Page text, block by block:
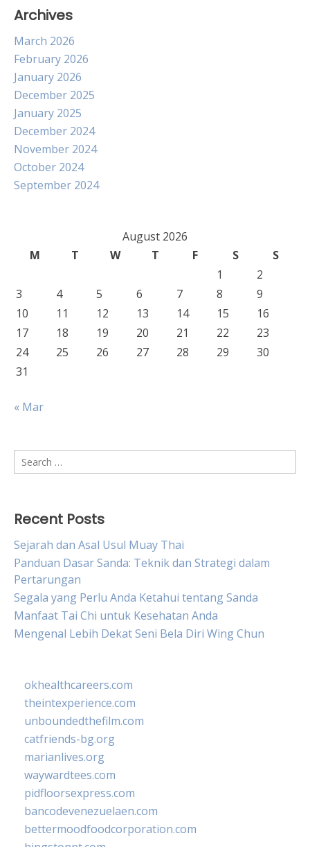
Archives
March 2026
February 2026
January 2026
December 2025
January 2025
December 2024
November 2024
October 2024
September 2024
August 2026
M
T W T F S
S
1
2
3
4 5 6 7 8
9
10
11 12 13 14 15
16
17
18 19 20 21 22
23
24
25 26 27 28 29
30
31
« Mar
Search
for:
Recent Posts
Sejarah dan Asal Usul Muay Thai
Panduan Dasar Sanda: Teknik dan Strategi dalam
Pertarungan
Segala yang Perlu Anda Ketahui tentang Sanda
Manfaat Tai Chi untuk Kesehatan Anda
Mengenal Lebih Dekat Seni Bela Diri Wing Chun
okhealthcareers.com
theintexperience.com
unboundedthefilm.com
catfriends-bg.org
marianlives.org
waywardtees.com
pidfloorsexpress.com
bancodevenezuelaen.com
bettermoodfoodcorporation.com